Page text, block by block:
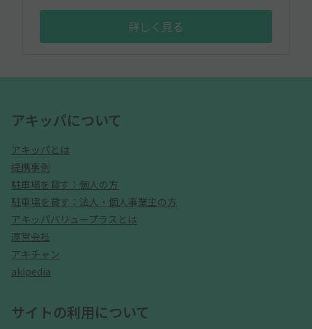
詳しく見る
アキッパについて
アキッパとは
提携事例
駐車場を貸す：個人の方
駐車場を貸す：法人・個人事業主の方
アキッパバリュープラスとは
運営会社
アキチャン
akipedia
サイトの利用について